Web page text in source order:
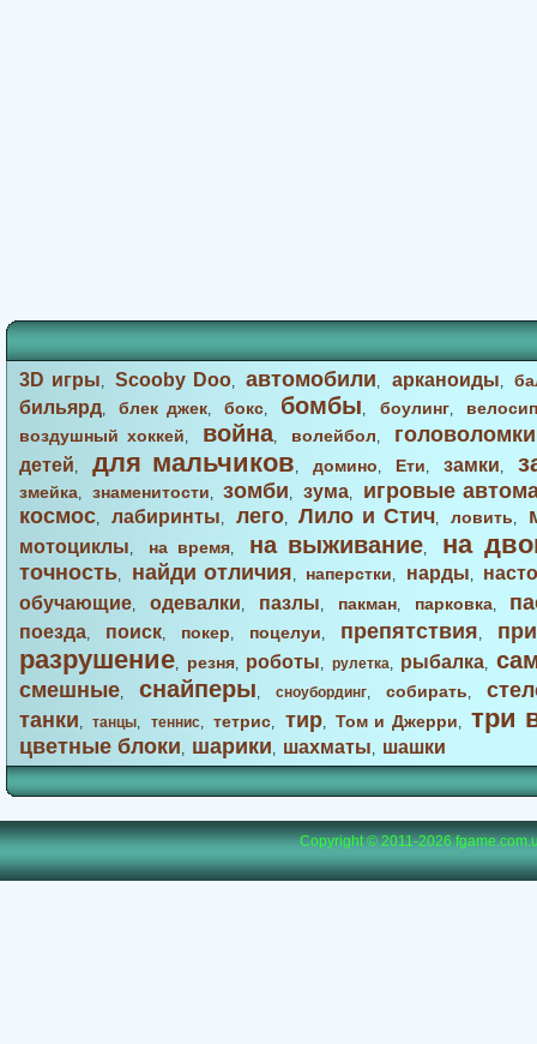
3D игры,Scooby Doo,автомобили, арканоиды,
бильярд,блек джек,бокс, бомбы, боулинг,
воздушный хоккей, война, волейбол, головоломки
детей, для мальчиков, домино, Ети, замки,
змейка, знаменитости,зомби, зума,
игровые
космос, лабиринты, лего,Лило и Стич,ловить,
мотоциклы, на время, на выживание, на
точность, найди отличия, наперстки, нарды,
обучающие, одевалки, пазлы, пакман, парковка,
поезда, поиск, покер, поцелуи, препятствия,
разрушение, резня, роботы, рулетка, рыбалка,
смешные, снайперы, сноубординг, собирать,
танки,танцы, теннис,тетрис, тир,Том и Джерри, три
цветные блоки, шарики, шахматы, шашки
Copyright © 2011-2026